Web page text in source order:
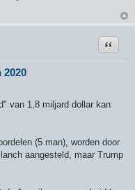
2020
Citeer
van 1,8 miljard dollar kan
(5 man), worden door
aangesteld, maar Trump